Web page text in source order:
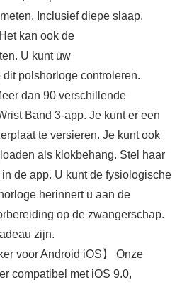
Inclusief diepe slaap,
kan ook de
U kunt uw
polshorloge controleren.
dan 90 verschillende
Band 3-app. Je kunt er een
te versieren. Je kunt ook
als klokbehang. Stel haar
de app. U kunt de fysiologische
herinnert u aan de
op de zwangerschap.
zijn.
voor Android iOS】 Onze
compatibel met iOS 9.0,